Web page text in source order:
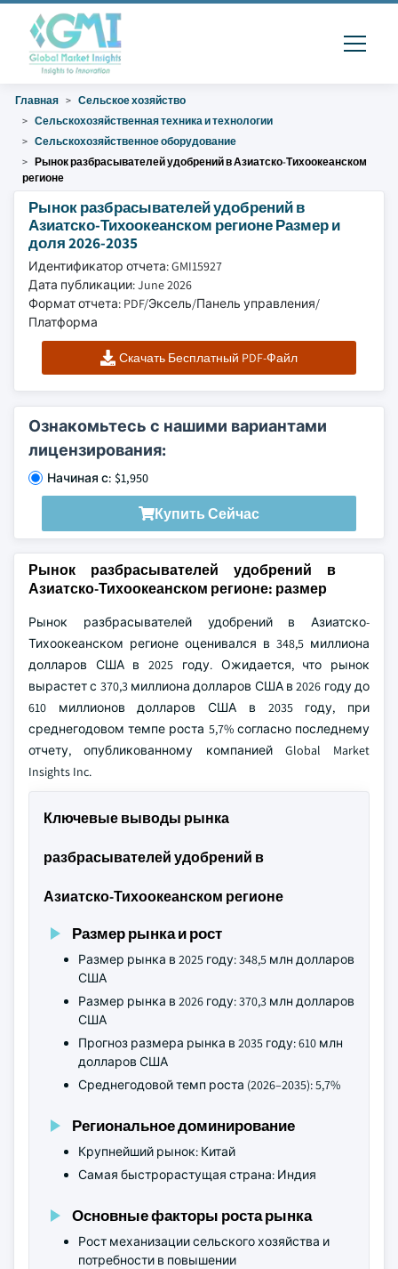
Главная
Сельское хозяйство
Сельскохозяйственная техника и технологии
Сельскохозяйственное оборудование
Рынок разбрасывателей удобрений в Азиатско-Тихоокеанском
регионе
Рынок разбрасывателей удобрений в
Азиатско-Тихоокеанском регионе Размер и
доля 2026-2035
Идентификатор отчета: GMI15927
Дата публикации: June 2026
Формат отчета: PDF/Эксель/Панель управления/
Платформа
Скачать Бесплатный PDF-Файл
Ознакомьтесь с нашими вариантами
лицензирования:
Начиная с: $1,950
Купить Сейчас
Рынок разбрасывателей удобрений в
Азиатско-Тихоокеанском регионе: размер
Рынок разбрасывателей удобрений в Азиатско-
Тихоокеанском регионе оценивался в 348,5 миллиона
долларов США в 2025 году. Ожидается, что рынок
вырастет с 370,3 миллиона долларов США в 2026 году до
610 миллионов долларов США в 2035 году, при
среднегодовом темпе роста 5,7% согласно последнему
отчету, опубликованному компанией Global Market
Insights Inc.
Ключевые выводы рынка
разбрасывателей удобрений в
Азиатско-Тихоокеанском регионе
Размер рынка и рост
Размер рынка в 2025 году: 348,5 млн долларов
США
Размер рынка в 2026 году: 370,3 млн долларов
США
Прогноз размера рынка в 2035 году: 610 млн
долларов США
Среднегодовой темп роста (2026–2035): 5,7%
Региональное доминирование
Крупнейший рынок: Китай
Самая быстрорастущая страна: Индия
Основные факторы роста рынка
Рост механизации сельского хозяйства и
потребности в повышении